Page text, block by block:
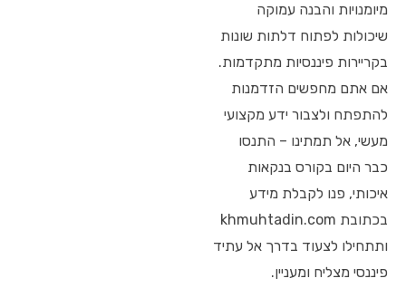
מיומנויות והבנה עמוקה
שיכולות לפתוח דלתות שונות
בקריירות פיננסיות מתקדמות.
אם אתם מחפשים הזדמנות
להתפתח ולצבור ידע מקצועי
מעשי, אל תמתינו – התנסו
כבר היום בקורס בנקאות
איכותי, פנו לקבלת מידע
בכתובת khmuhtadin.com
ותתחילו לצעוד בדרך אל עתיד
פיננסי מצליח ומעניין.